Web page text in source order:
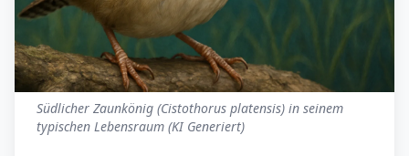
Südlicher Zaunkönig (Cistothorus platensis) in seinem
typischen Lebensraum (KI Generiert)